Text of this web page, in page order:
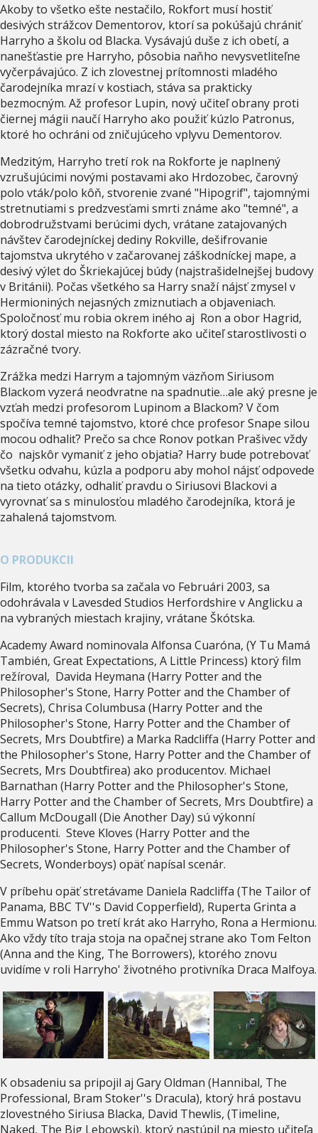
Akoby to všetko ešte nestačilo, Rokfort musí hostiť
desivých strážcov Dementorov, ktorí sa pokúšajú chrániť
Harryho a školu od Blacka. Vysávajú duše z ich obetí, a
nanešťastie pre Harryho, pôsobia naňho nevysvetliteľne
vyčerpávajúco. Z ich zlovestnej prítomnosti mladého
čarodejníka mrazí v kostiach, stáva sa prakticky
bezmocným. Až profesor Lupin, nový učiteľ obrany proti
čiernej mágii naučí Harryho ako použiť kúzlo Patronus,
ktoré ho ochráni od zničujúceho vplyvu Dementorov.
Medzitým, Harryho tretí rok na Rokforte je naplnený
vzrušujúcimi novými postavami ako Hrdozobec, čarovný
polo vták/polo kôň, stvorenie zvané "Hipogrif", tajomnými
stretnutiami s predzvesťami smrti známe ako "temné", a
dobrodružstvami berúcimi dych, vrátane zatajovaných
návštev čarodejníckej dediny Rokville, dešifrovanie
tajomstva ukrytého v začarovanej záškodníckej mape, a
desivý výlet do Škriekajúcej búdy (najstrašidelnejšej budovy
v Británii). Počas všetkého sa Harry snaží nájsť zmysel v
Hermioniných nejasných zmiznutiach a objaveniach.
Spoločnosť mu robia okrem iného aj Ron a obor Hagrid,
ktorý dostal miesto na Rokforte ako učiteľ starostlivosti o
zázračné tvory.
Zrážka medzi Harrym a tajomným väzňom Siriusom
Blackom vyzerá neodvratne na spadnutie…ale aký presne je
vzťah medzi profesorom Lupinom a Blackom? V čom
spočíva temné tajomstvo, ktoré chce profesor Snape silou
mocou odhaliť? Prečo sa chce Ronov potkan Prašivec vždy
čo najskôr vymaniť z jeho objatia? Harry bude potrebovať
všetku odvahu, kúzla a podporu aby mohol nájsť odpovede
na tieto otázky, odhaliť pravdu o Siriusovi Blackovi a
vyrovnať sa s minulosťou mladého čarodejníka, ktorá je
zahalená tajomstvom.
O PRODUKCII
Film, ktorého tvorba sa začala vo Februári 2003, sa
odohrávala v Lavesded Studios Herfordshire v Anglicku a
na vybraných miestach krajiny, vrátane Škótska.
Academy Award nominovala Alfonsa Cuaróna, (Y Tu Mamá
También, Great Expectations, A Little Princess) ktorý film
režíroval, Davida Heymana (Harry Potter and the
Philosopher's Stone, Harry Potter and the Chamber of
Secrets), Chrisa Columbusa (Harry Potter and the
Philosopher's Stone, Harry Potter and the Chamber of
Secrets, Mrs Doubtfire) a Marka Radcliffa (Harry Potter and
the Philosopher's Stone, Harry Potter and the Chamber of
Secrets, Mrs Doubtfirea) ako producentov. Michael
Barnathan (Harry Potter and the Philosopher's Stone,
Harry Potter and the Chamber of Secrets, Mrs Doubtfire) a
Callum McDougall (Die Another Day) sú výkonní
producenti. Steve Kloves (Harry Potter and the
Philosopher's Stone, Harry Potter and the Chamber of
Secrets, Wonderboys) opäť napísal scenár.
V príbehu opäť stretávame Daniela Radcliffa (The Tailor of
Panama, BBC TV''s David Copperfield), Ruperta Grinta a
Emmu Watson po tretí krát ako Harryho, Rona a Hermionu.
Ako vždy títo traja stoja na opačnej strane ako Tom Felton
(Anna and the King, The Borrowers), ktorého znovu
uvidíme v roli Harryho' životného protivníka Draca Malfoya.
K obsadeniu sa pripojil aj Gary Oldman (Hannibal, The
Professional, Bram Stoker''s Dracula), ktorý hrá postavu
zlovestného Siriusa Blacka, David Thewlis, (Timeline,
Naked, The Big Lebowski), ktorý nastúpil na miesto učiteľa